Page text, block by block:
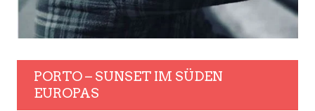
PORTO – SUNSET IM SÜDEN
EUROPAS